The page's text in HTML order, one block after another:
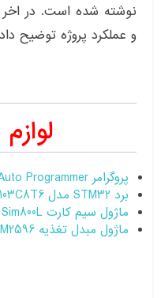
نوشته شده است. در
و عملکرد پروژه توضیح
پروگرامر STC Auto Programmer
برد STM32 مدل F103C8T6 دارای تراشه ARM
ماژول سیم کارت Sim800L با برد راه انداز
ماژول مبدل تغذیه LM2596 کاهنده